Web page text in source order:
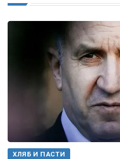
ХЛЯБ И ПАСТИ